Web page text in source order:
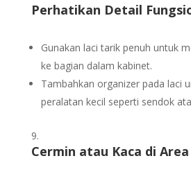
Perhatikan Detail
Gunakan laci tarik penuh untuk
ke bagian dalam kabinet.
Tambahkan organizer pada laci
peralatan kecil seperti sendok
Cermin atau Kaca di